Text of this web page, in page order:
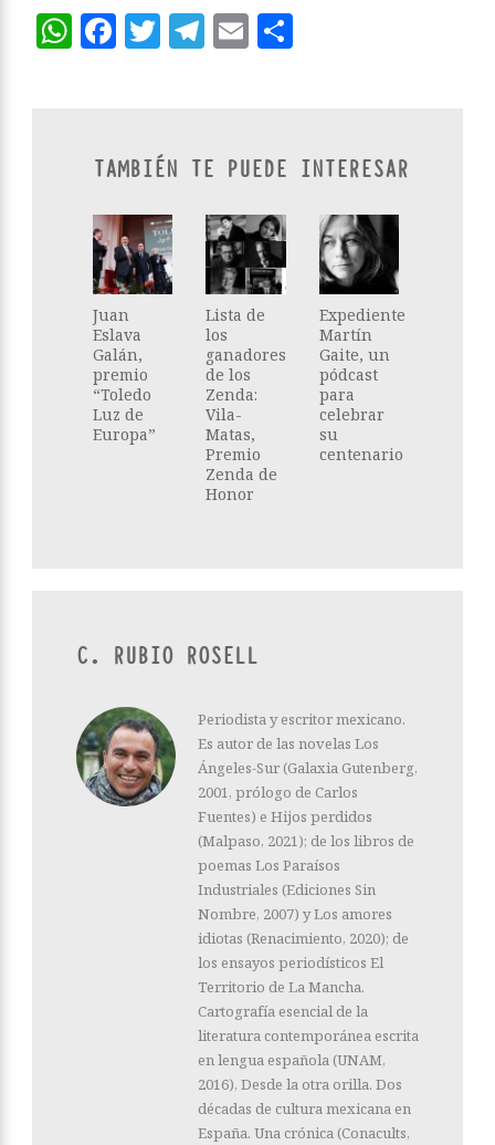
WhatsApp
Facebook
Twitter
Telegram
Email
TAMBIÉN TE PUEDE INTERESAR
Juan
Eslava
Galán,
premio
“Toledo
Luz de
Europa”
Lista de
los
ganadores
de los
Zenda:
Vila-
Matas,
Premio
Zenda de
Honor
Expediente
Martín
Gaite, un
pódcast
para
celebrar
su
centenario
C. RUBIO ROSELL
Periodista y escritor mexicano.
Es autor de las novelas Los
Ángeles-Sur (Galaxia Gutenberg,
2001, prólogo de Carlos
Fuentes) e Hijos perdidos
(Malpaso, 2021); de los libros de
poemas Los Paraísos
Industriales (Ediciones Sin
Nombre, 2007) y Los amores
idiotas (Renacimiento, 2020); de
los ensayos periodísticos El
Territorio de La Mancha.
Cartografía esencial de la
literatura contemporánea escrita
en lengua española (UNAM,
2016), Desde la otra orilla. Dos
décadas de cultura mexicana en
España. Una crónica (Conacults,